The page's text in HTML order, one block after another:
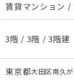
賃貸マンション /
3階 / 3階 / 3階建
東京都大田区南久